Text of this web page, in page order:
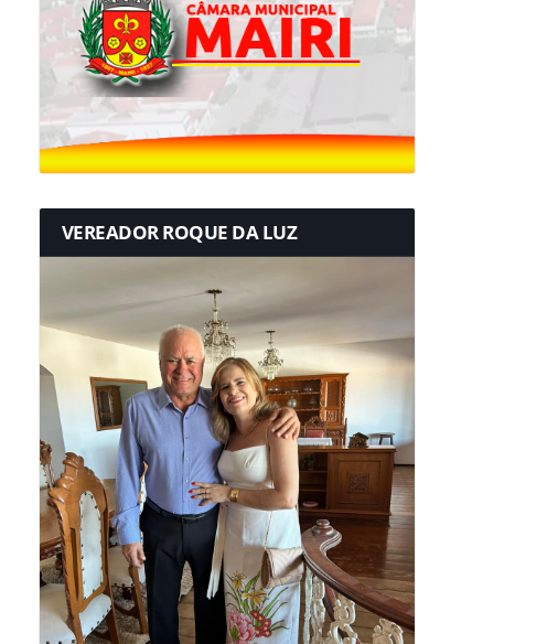
VEREADOR ROQUE DA LUZ